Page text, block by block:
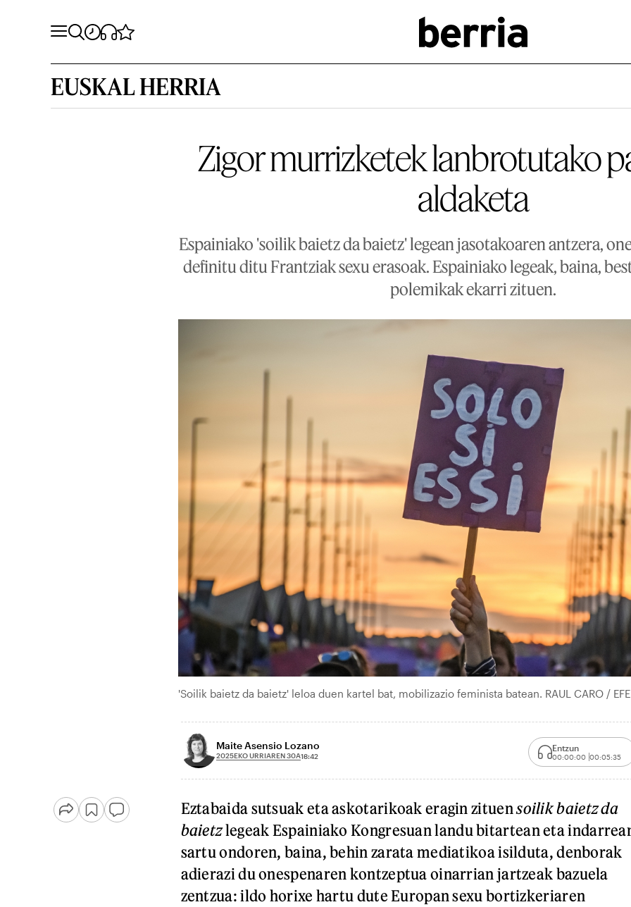
EUSKAL HERRIA
Zigor murrizketek lanbrotutako
aldaketa
Espainiako 'soilik baietz da baietz' legean jasotakoaren antzera,
definitu ditu Frantziak sexu erasoak. Espainiako legeak, baina,
polemikak ekarri zituen.
'Soilik baietz da baietz' leloa duen kartel bat, mobilizazio feminista batean. RAUL CARO / EFE
Maite Asensio Lozano
2025EKO URRIAREN 30A18:42
Entzun
00:00:00 00:05:35
Eztabaida sutsuak eta askotarikoak eragin zituensoilik baietz da
baietzlegeak Espainiako Kongresuan landu bitartean eta
sartu ondoren, baina, behin zarata mediatikoa isilduta, denborak
adierazi du onespenaren kontzeptua oinarrian jartzeak bazuela
zentzua: ildo horixe hartu dute Europan sexu bortizkeriaren